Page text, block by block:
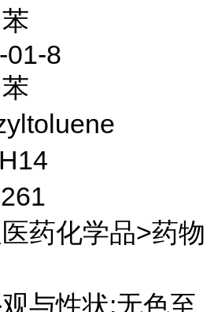
01-8
药化学品>药物
与性状:无色至